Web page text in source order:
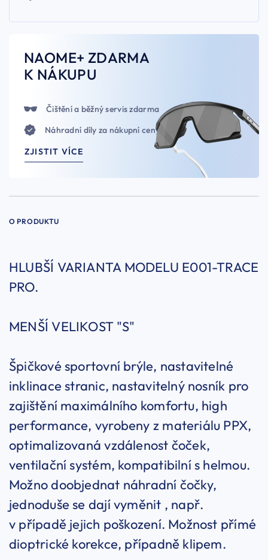
NAOME+ ZDARMA
K NÁKUPU
Čištění a běžný servis zdarma
Náhradní díly za nákupní ceny
ZJISTIT VÍCE
O PRODUKTU
HLUBŠÍ VARIANTA MODELU E001-TRACE
PRO.
MENŠÍ VELIKOST "S"
Špičkové sportovní brýle, nastavitelné
inklinace stranic, nastavitelný nosník pro
zajištění maximálního komfortu, high
performance, vyrobeny z materiálu PPX,
optimalizovaná vzdálenost čoček,
ventilační systém, kompatibilní s helmou.
Možno doobjednat náhradní čočky,
jednoduše se dají vyměnit , např.
v případě jejich poškození. Možnost přímé
dioptrické korekce, případně klipem.